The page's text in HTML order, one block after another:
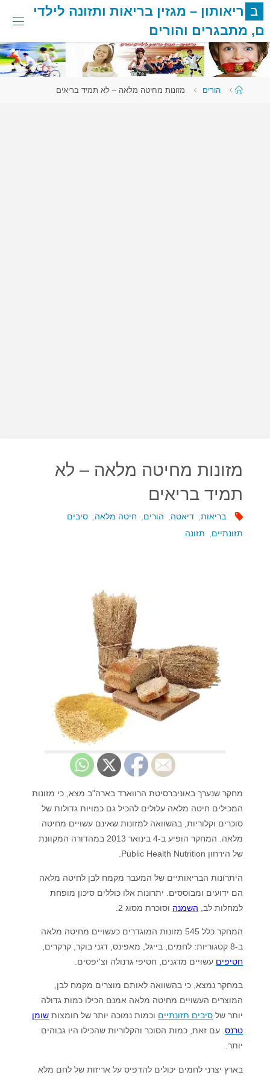
דלגו
לתוכן
ב ריאותון – מגזין בריאות ותזונה לילדי
ם, מתבגרים והורים
עמודהורים מזונות מחיטה מלאה – לא תמיד בריאים
מזונות מחיטה מלאה – לא
תמיד בריאים
בריאות דיאטה הורים חיטה מלאה
סיבים
תזונתיים
תזונה
מחקר שנערך באוניברסיטת הרווארד בארה"ב מצא, כי מזונות
המכילים חיטה מלאה עלולים להכיל גם כמויות גדולות של
סוכרים וקלוריות, בהשוואה למזונות שאינם עשויים מחיטה
מלאה. המחקר הופיע ב-4 בינואר 2013 במהדורה המקוונת
של הירחון Public Health Nutrition.
היתרונות הבריאותיים של המעבר מקמח לבן לחיטה מלאה
הם ידועים ומבוססים. יתרונות אלו כוללים סיכון מופחת
למחלות לב, השמנה וסוכרת מסוג 2.
המחקר כלל 545 מזונות המוגדרים כעשויים מחיטה מלאה
ב-8 קטגוריות: לחמים, בייגל, מאפינס, דגני בוקר, קרקרים,
חטיפים עשויים מדגנים, חטיפי גרנולה וצ'יפסים.
במחקר נמצא, כי בהשוואה לאותם מוצרים מקמח לבן,
המוצרים העשויים מחיטה מלאה אמנם הכילו כמות גדולה
יותר של סיבים תזונתיים וכמות נמוכה יותר של חומצות שומן
טרנס. עם זאת, כמות הסוכר והקלוריות שהכילו היו גבוהים
יותר.
בארץ יצרני לחמים יכולים להדפיס על אריזות של לחם מלא